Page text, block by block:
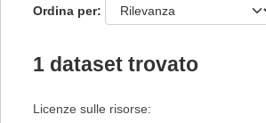
Ordina per
1 dataset trovato
Licenze sulle risorse: